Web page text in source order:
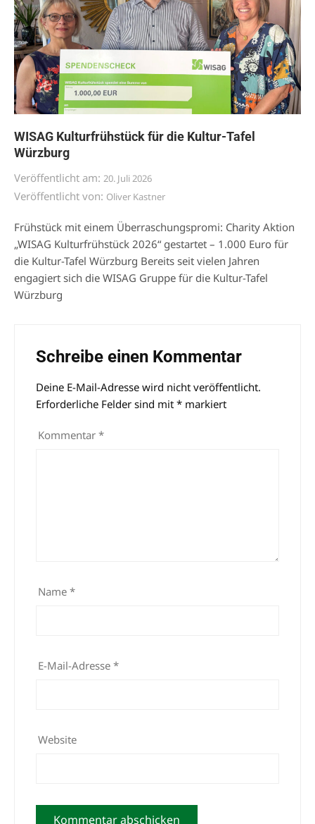
WISAG Kulturfrühstück für die Kultur-Tafel
Würzburg
Veröffentlicht am: 20. Juli 2026
Veröffentlicht von: Oliver Kastner
Frühstück mit einem Überraschungspromi: Charity Aktion
„WISAG Kulturfrühstück 2026“ gestartet – 1.000 Euro für
die Kultur-Tafel Würzburg Bereits seit vielen Jahren
engagiert sich die WISAG Gruppe für die Kultur-Tafel
Würzburg
Schreibe einen Kommentar
Deine E-Mail-Adresse wird nicht veröffentlicht.
Erforderliche Felder sind mit * markiert
Kommentar *
Name *
E-Mail-Adresse *
Website
Alternative: